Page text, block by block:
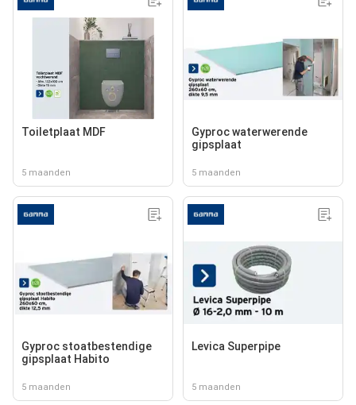
Toiletplaat MDF
5 maanden
Gyproc waterwerende
gipsplaat
5 maanden
Gyproc stoatbestendige
gipsplaat Habito
5 maanden
Levica Superpipe
5 maanden